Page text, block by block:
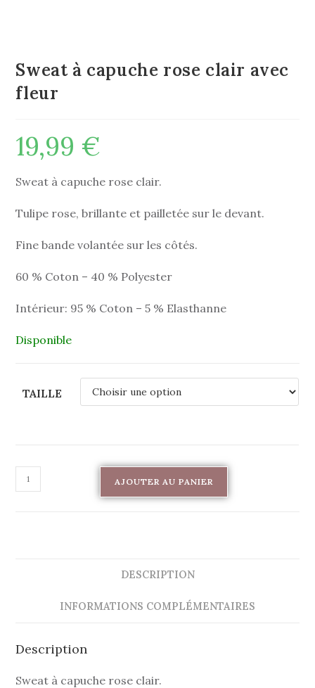
Sweat à capuche rose clair avec
fleur
19,99 €
Sweat à capuche rose clair.
Tulipe rose, brillante et pailletée sur le devant.
Fine bande volantée sur les côtés.
60 % Coton – 40 % Polyester
Intérieur: 95 % Coton – 5 % Elasthanne
Disponible
TAILLE
AJOUTER AU PANIER
DESCRIPTION
INFORMATIONS COMPLÉMENTAIRES
Description
Sweat à capuche rose clair.